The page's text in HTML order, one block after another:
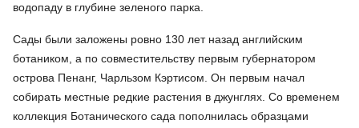
водопаду в глубине зеленого парка.
Сады были заложены ровно 130 лет назад английским
ботаником, а по совместительству первым губернатором
острова Пенанг, Чарльзом Кэртисом. Он первым начал
собирать местные редкие растения в джунглях. Со временем
коллекция Ботанического сада пополнилась образцами